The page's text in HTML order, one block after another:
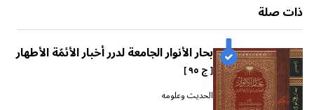
ذات صلة
بحار الأنوار الجامعة لدرر أخبار الأئمّة الأطهار
[ ج ٩٥ ]
الحديث وعلومه